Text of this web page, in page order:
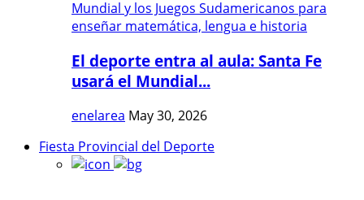
El deporte entra al aula: Santa Fe
usará el Mundial...
enelarea May 30, 2026
Fiesta Provincial del Deporte